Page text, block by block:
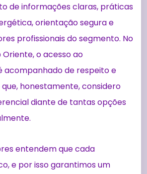
de informações claras, práticas
orientação segura e
profissionais do segmento. No
Oriente, o acesso ao
acompanhado de respeito e
honestamente, considero
diante de tantas opções
entendem que cada
e por isso garantimos um